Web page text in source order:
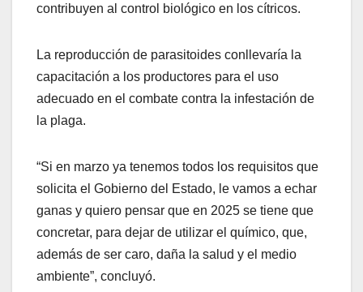
contribuyen al control biológico en los cítricos.
La reproducción de parasitoides conllevaría la
capacitación a los productores para el uso
adecuado en el combate contra la infestación de
la plaga.
“Si en marzo ya tenemos todos los requisitos que
solicita el Gobierno del Estado, le vamos a echar
ganas y quiero pensar que en 2025 se tiene que
concretar, para dejar de utilizar el químico, que,
además de ser caro, daña la salud y el medio
ambiente”, concluyó.